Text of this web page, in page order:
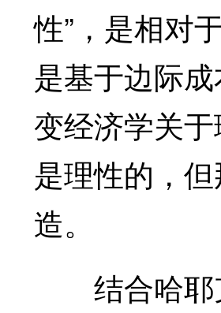
性”，是相对
是基于边际
变经济学关
是理性的，
造。
结合哈耶